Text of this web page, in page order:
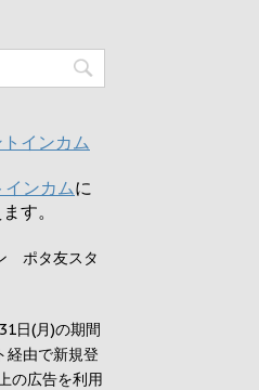
ンカムに
す。
ポタ友スタ
日(月)の期間
経由で新規登
の広告を利用